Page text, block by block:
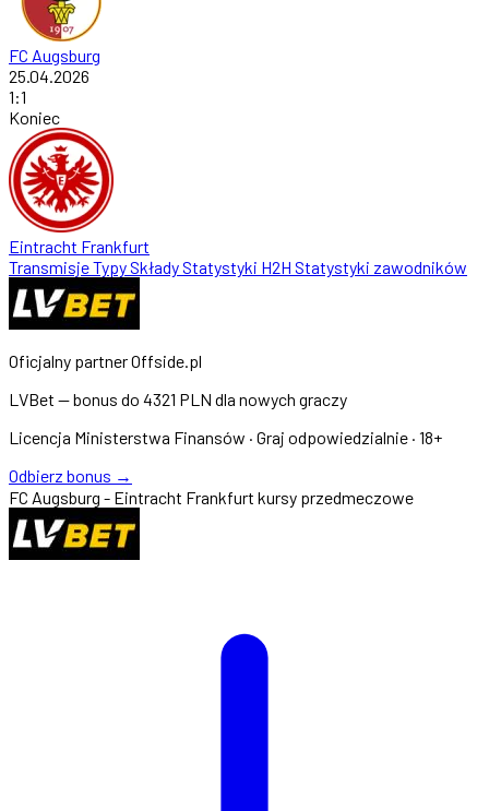
FC Augsburg
25.04.2026
1:1
Koniec
Eintracht Frankfurt
TransmisjeTypySkładyStatystyki H2H Statystyki zawodników
Oficjalny partner Offside.pl
LVBet — bonus do 4321 PLN dla nowych graczy
Licencja Ministerstwa Finansów · Graj odpowiedzialnie · 18+
Odbierz bonus →
FC Augsburg - Eintracht Frankfurt kursy przedmeczowe